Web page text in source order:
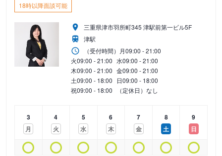
18時以降面談可能
三重県津市羽所町345 津駅前第一ビル5F
津駅
（受付時間） 月09:00 - 21:00
火09:00 - 21:00 水09:00 - 21:00
木09:00 - 21:00 金09:00 - 21:00
土09:00 - 18:00 日09:00 - 18:00
祝09:00 - 18:00 （定休日）なし
3
月
4
火
5
水
6
木
7
金
8
土
9
日